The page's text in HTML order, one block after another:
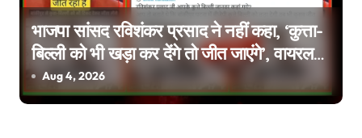
g
a
t
भाजपा सांसद रविशंकर प्रसाद ने नहीं कहा, ‘कुत्ता-
बिल्ली को भी खड़ा कर देंगे तो जीत जाएंगे’, वायरल
वीडियो एडिटेड है
Aug 4, 2026